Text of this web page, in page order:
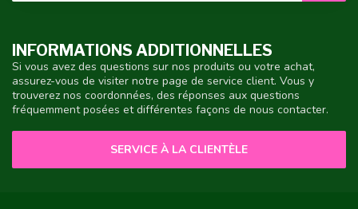
INFORMATIONS ADDITIONNELLES
Si vous avez des questions sur nos produits ou votre achat,
assurez-vous de visiter notre page de service client. Vous y
trouverez nos coordonnées, des réponses aux questions
fréquemment posées et différentes façons de nous contacter.
SERVICE À LA CLIENTÈLE